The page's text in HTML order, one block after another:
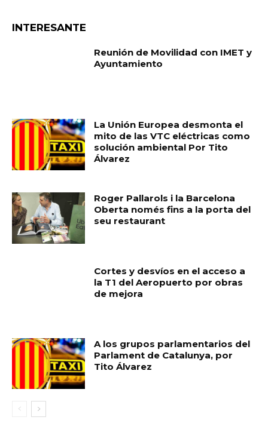
INTERESANTE
Reunión de Movilidad con IMET y
Ayuntamiento
La Unión Europea desmonta el
mito de las VTC eléctricas como
solución ambiental Por Tito
Álvarez
Roger Pallarols i la Barcelona
Oberta només fins a la porta del
seu restaurant
Cortes y desvíos en el acceso a
la T1 del Aeropuerto por obras
de mejora
A los grupos parlamentarios del
Parlament de Catalunya, por
Tito Álvarez